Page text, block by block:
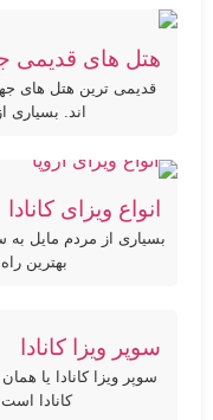
هتل های قدیمی
قدیمی ترین هتل های
اند. بسیاری از
انواع ویزای کانادا
بسیاری از مردم مایل به
بهترین راه
سوپر ویزا کانادا
سوپر ویزا کانادا یا همان
کانادا است